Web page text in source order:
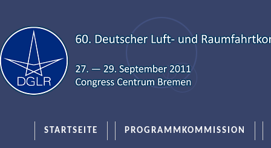
STARTSEITE PROGRAMMKOMMISSION